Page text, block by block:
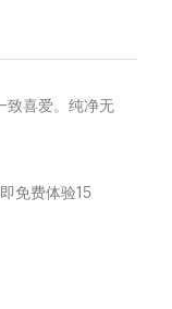
致喜爱。纯净无
免费体验15